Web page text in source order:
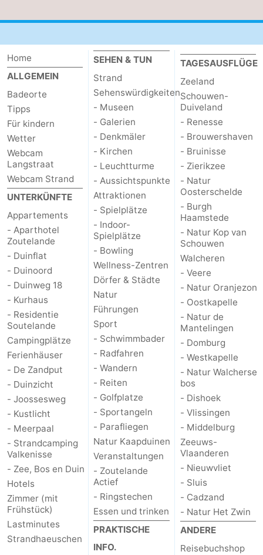
Home
ALLGEMEIN
Badeorte
Tipps
Für kindern
Wetter
Webcam
Langstraat
Webcam Strand
UNTERKÜNFTE
Appartements
- Aparthotel
Zoutelande
- Duinflat
- Duinoord
- Duinweg 18
- Kurhaus
- Residentie
Soutelande
Campingplätze
Ferienhäuser
- De Zandput
- Duinzicht
- Joossesweg
- Kustlicht
- Meerpaal
- Strandcamping
Valkenisse
- Zee, Bos en Duin
Hotels
Zimmer (mit
Frühstück)
Lastminutes
Strandhaeuschen
SEHEN & TUN
Strand
Sehenswürdigkeiten
- Museen
- Galerien
- Denkmäler
- Kirchen
- Leuchtturme
- Aussichtspunkte
Attraktionen
- Spielplätze
- Indoor-
Spielplätze
- Bowling
Wellness-Zentren
Dörfer & Städte
Natur
Führungen
Sport
- Schwimmbader
- Radfahren
- Wandern
- Reiten
- Golfplatze
- Sportangeln
- Parafliegen
Natur Kaapduinen
Veranstaltungen
- Zoutelande
Actief
- Ringstechen
Essen und trinken
PRAKTISCHE
INFO.
TAGESAUSFLÜGE
Zeeland
Schouwen-
Duiveland
- Renesse
- Brouwershaven
- Bruinisse
- Zierikzee
- Natur
Oosterschelde
- Burgh
Haamstede
- Natur Kop van
Schouwen
Walcheren
- Veere
- Natur Oranjezon
- Oostkapelle
- Natur de
Mantelingen
- Domburg
- Westkapelle
- Natur Walcherse
bos
- Dishoek
- Vlissingen
- Middelburg
Zeeuws-
Vlaanderen
- Nieuwvliet
- Sluis
- Cadzand
- Natur Het Zwin
ANDERE
Reisebuchshop